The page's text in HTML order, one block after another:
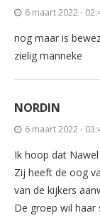
6 maart 2022 -
nog maar is
zielig manneke
NORDIN
6 maart 2022 -
Ik hoop dat
Zij heeft de oog
van de kijkers
De groep wil haar